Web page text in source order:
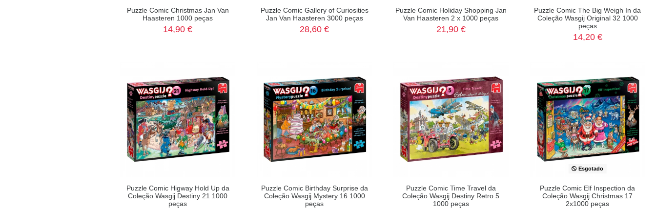
Puzzle Comic Christmas Jan Van
Haasteren 1000 peças
14,90 €
Puzzle Comic Gallery of Curiosities
Jan Van Haasteren 3000 peças
28,60 €
Puzzle Comic Holiday Shopping Jan
Van Haasteren 2 x 1000 peças
21,90 €
Puzzle Comic The Big Weigh In da
Coleção Wasgij Original 32 1000
peças
14,20 €
Puzzle Comic Higway Hold Up da
Coleção Wasgij Destiny 21 1000
peças
Puzzle Comic Birthday Surprise da
Coleção Wasgij Mystery 16 1000
peças
Puzzle Comic Time Travel da
Coleção Wasgij Destiny Retro 5
1000 peças
Esgotado
Puzzle Comic Elf Inspection da
Coleção Wasgij Christmas 17
2x1000 peças